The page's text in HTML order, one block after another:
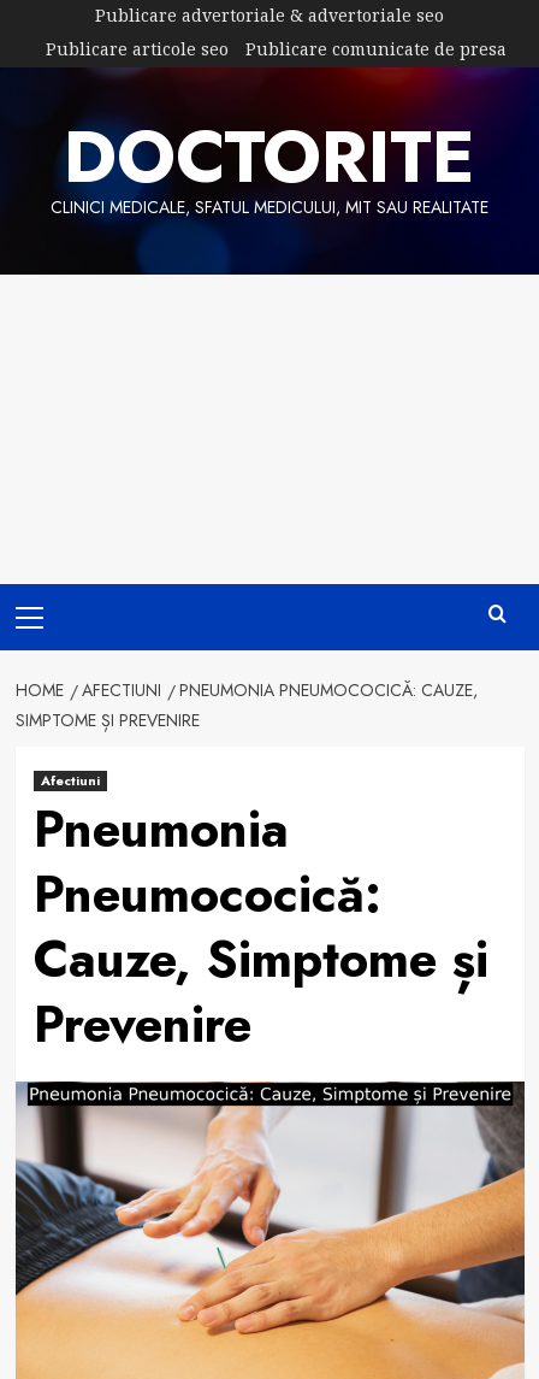
content
Publicare advertoriale & advertoriale seo
Publicare articole seo
Publicare comunicate de presa
DOCTORITE
CLINICI MEDICALE, SFATUL MEDICULUI, MIT SAU REALITATE
Menu
HOME AFECTIUNI
PNEUMONIA PNEUMOCOCICĂ: CAUZE,
SIMPTOME ȘI PREVENIRE
Afectiuni
Pneumonia
Pneumococică:
Cauze, Simptome și
Prevenire